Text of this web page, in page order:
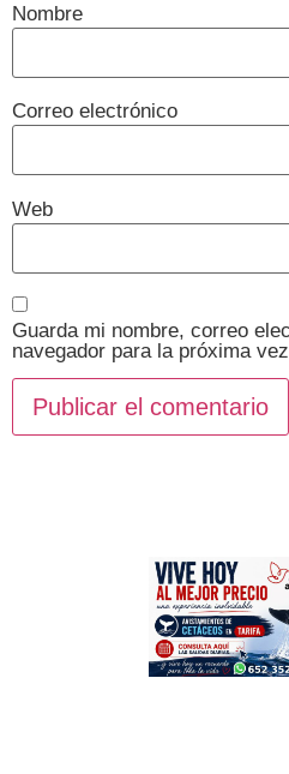
Nombre
Correo electrónico
Web
Guarda mi nombre, correo
navegador para la próxima